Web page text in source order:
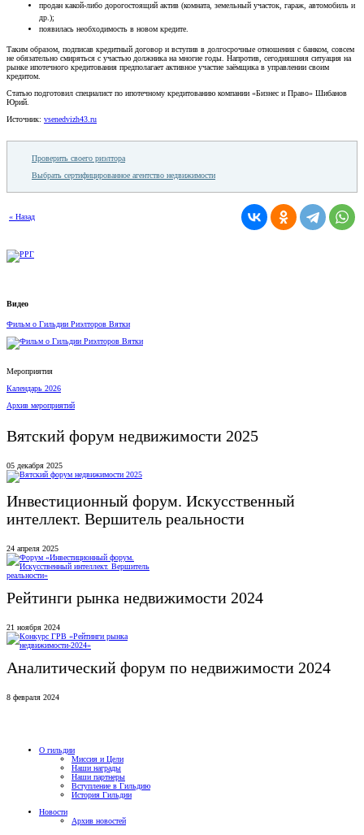
продан какой-либо дорогостоящий актив (комната, земельный участок, гараж, автомобиль и
др.);
появилась необходимость в новом кредите.
Таким образом, подписав кредитный договор и вступив в долгосрочные отношения с банком, совсем
не обязательно смиряться с участью должника на многие годы. Напротив, сегодняшняя ситуация на
рынке ипотечного кредитования предполагает активное участие заёмщика в управлении своим
кредитом.
Статью подготовил специалист по ипотечному кредитованию компании «Бизнес и Право» Шибанов
Юрий.
Источник: vsenedvizh43.ru
Проверить своего риэлтора
Выбрать сертифицированное агентство недвижимости
« Назад
Видео
Фильм о Гильдии Риэлторов Вятки
Мероприятия
Календарь 2026
Архив мероприятий
Вятский форум недвижимости 2025
05 декабря 2025
Инвестиционный форум. Искусственный
интеллект. Вершитель реальности
24 апреля 2025
Рейтинги рынка недвижимости 2024
21 ноября 2024
Аналитический форум по недвижимости 2024
8 февраля 2024
О гильдии
Миссия и Цели
Наши награды
Наши партнеры
Вступление в Гильдию
История Гильдии
Новости
Архив новостей